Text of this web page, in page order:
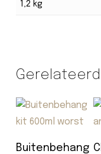
1,2 kg
Toevoegen
Buitenbehang